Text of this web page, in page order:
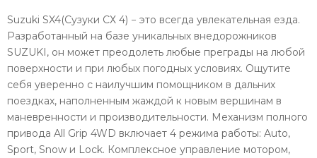
Suzuki SX4(Сузуки СХ 4) − это всегда увлекательная езда.
Разработанный на базе уникальных внедорожников
SUZUKI, он может преодолеть любые преграды на любой
поверхности и при любых погодных условиях. Ощутите
себя уверенно с наилучшим помощником в дальних
поездках, наполненным жаждой к новым вершинам в
маневренности и производительности. Механизм полного
привода All Grip 4WD включает 4 режима работы: Auto,
Sport, Snow и Lock. Комплексное управление мотором,